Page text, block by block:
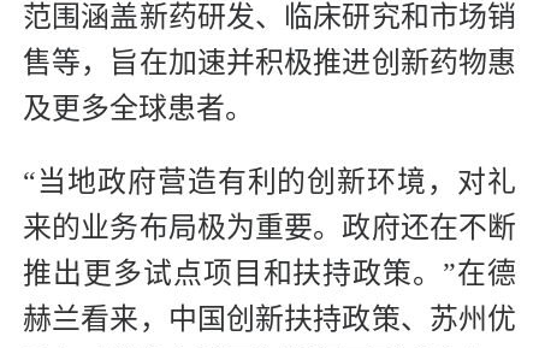
范围涵盖新药研发、临床研究和市场销
售等，旨在加速并积极推进创新药物惠
及更多全球患者。
“当地政府营造有利的创新环境，对礼
来的业务布局极为重要。政府还在不断
推出更多试点项目和扶持政策。”在德
赫兰看来，中国创新扶持政策、苏州优